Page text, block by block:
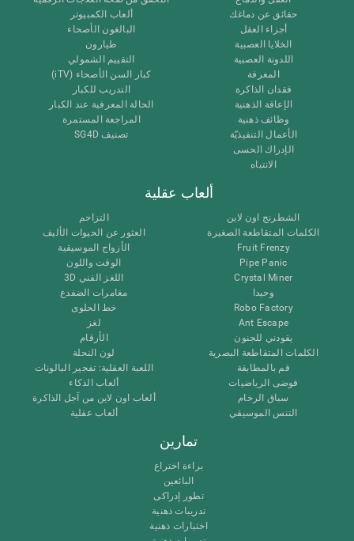
حقائق عن دماغك
أجزاء العقل
الخلايا العصبية
اللدونة العصبية
المعرفة
فقدان الذاكرة
الإعاقة الذهنية
وظائف ذهنية
الأعمال التنفيذيّة
الإدراك الحسى
الانتباه
ألعاب الكمبيوتر
البالغون الأصحاء
طيارون
التقييم الشمولي
كبار السن الأصحاء (iTV)
التدريب للكبار
الحالة المعرفية عند الكبار
المراجعة المستمرة
تصنيف SG4D
ألعاب عقلية
الشطرنج اون لاين
الكلمات المتقاطعة الصغيرة
Fruit Frenzy
Pipe Panic
Crystal Miner
وحيدا
Robo Factory
Ant Escape
يقودني للجنون
الكلمات المتقاطعة البصرية
قم بالمطابقة
فوضى الرياضيات
سباق الرخام
التنس الموسيقي
التزاحم
العثور عن الحيوات الأليف
الأزواج الموسيقية
الوقت واللون
اللغز الفني 3D
مغامرات الضفدع
خط الحلوى
لغز
الأرقام
لون النحلة
اللعبة العقلية: تفجير البالونات
ألعاب الذكاء
ألعاب اون لاين من آجل الذاكرة
ألعاب عقلية
تمارين
براءة اختراع
البائعين
تطور إدراكى
تدريبات ذهنية
اختبارات ذهنية